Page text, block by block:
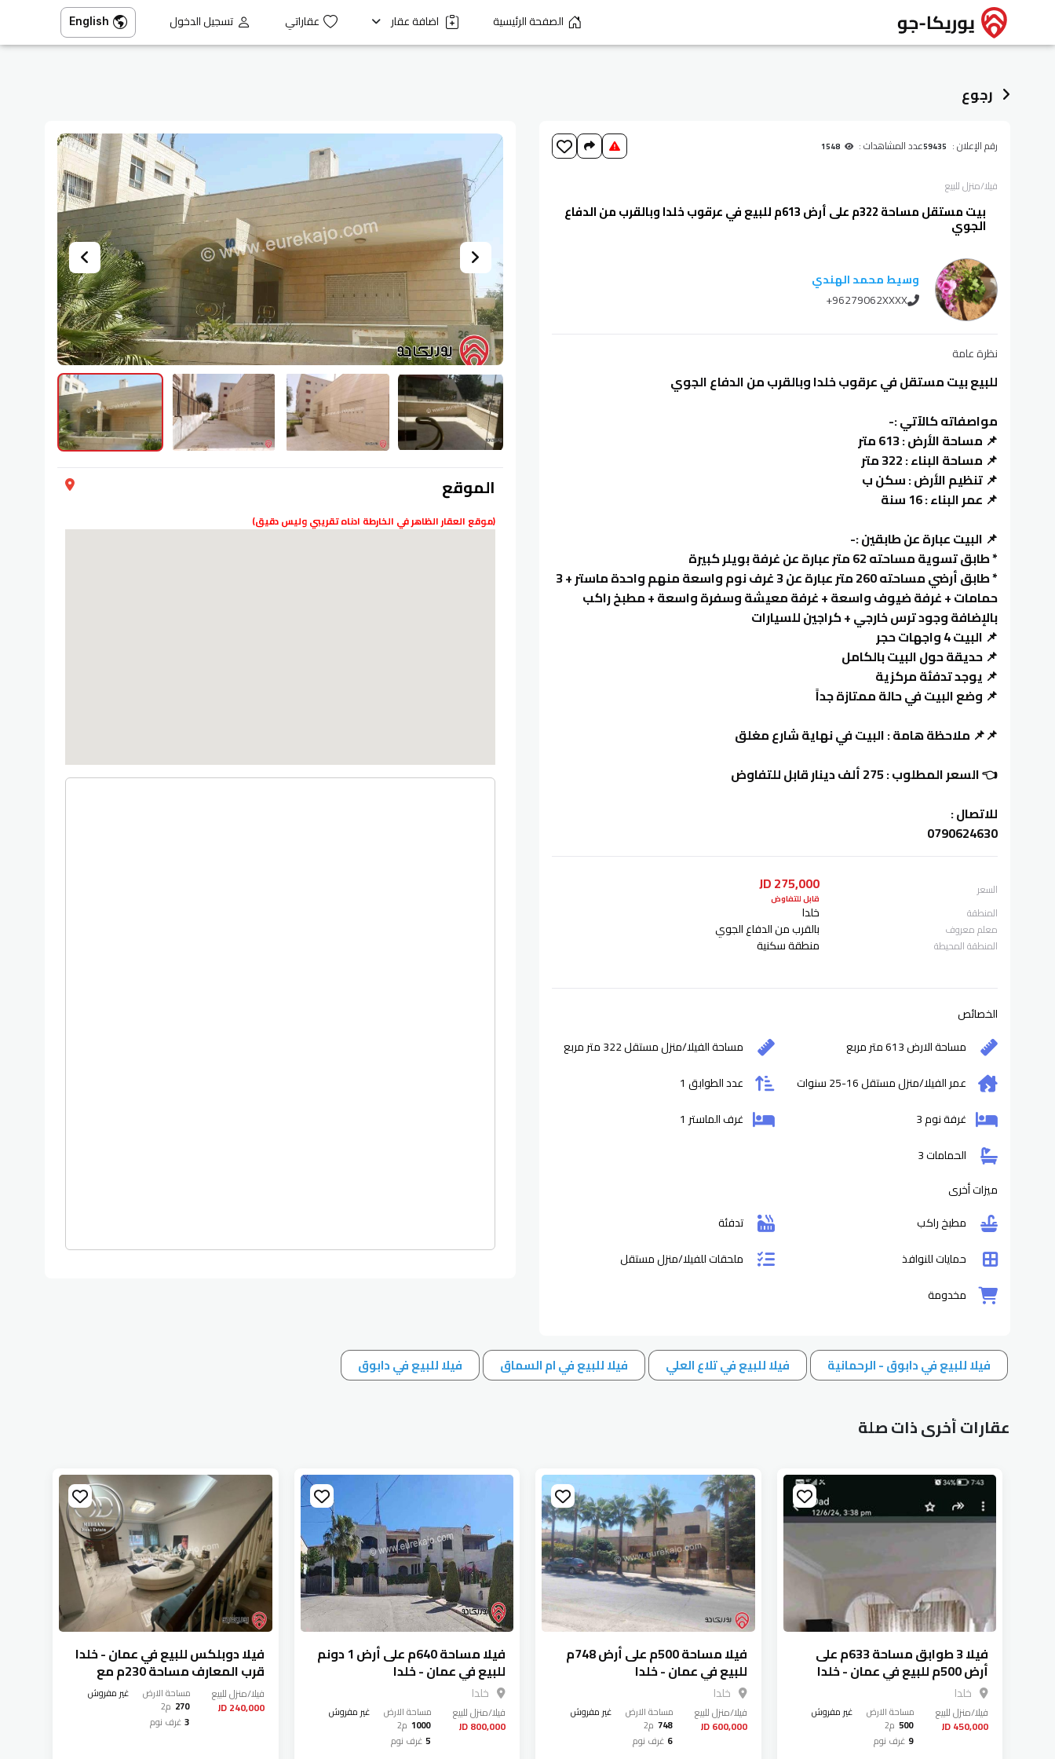
الصفحة الرئيسية اضافة عقار عقاراتي تسجيل الدخول English
رجوع
الموقع
(موقع العقار الظاهر في الخارطة ادناه تقريبي وليس دقيق)
رقم الإعلان : 59435عدد المشاهدات :
فيلا/منزلللبيع
بيت مستقل مساحة 322م على أرض 613م للبيع في عرقوب خلدا وبالقرب من الدفاع
الجوي
وسيط محمد الهندي
+96279062XXXX
نظرة عامة
للبيع بيت مستقل في عرقوب خلدا وبالقرب من الدفاع الجوي
مواصفاته كالآتي :-
📌 مساحة الأرض : 613 متر
📌 مساحة البناء : 322 متر
📌 تنظيم الأرض : سكن ب
📌 عمر البناء : 16 سنة
📌 البيت عبارة عن طابقين :-
* طابق تسوية مساحته 62 متر عبارة عن غرفة بويلر كبيرة
* طابق أرضي مساحته 260 متر عبارة عن 3 غرف نوم واسعة منهم واحدة ماستر + 3
حمامات + غرفة ضيوف واسعة + غرفة معيشة وسفرة واسعة + مطبخ راكب
بالإضافة وجود ترس خارجي + كراجين للسيارات
📌 البيت 4 واجهات حجر
📌 حديقة حول البيت بالكامل
📌 يوجد تدفئة مركزية
📌 وضع البيت في حالة ممتازة جداً
📌📌 ملاحظة هامة : البيت في نهاية شارع مغلق
👈 السعر المطلوب : 275 ألف دينار قابل للتفاوض
للاتصال :
0790624630
السعر 275,000 JD
قابل للتفاوض
المنطقة خلدا
معلم معروف بالقرب من الدفاع الجوي
المنطقة المحيطة منطقة سكنية
الخصائص
مساحة الارض 613 متر مربع
مساحة الفيلا/منزل مستقل 322 متر مربع
عمر الفيلا/منزل مستقل16-25 سنوات
عدد الطوابق 1
غرفة نوم 3
غرف الماستر 1
الحمامات 3
ميزات أخرى
مطبخ راكب
تدفئة
حمايات للنوافذ
ملحقات للفيلا/منزل مستقل
مخدومة
فيلا للبيع في دابوق - الرحمانية فيلا للبيع في تلاع العلي فيلا للبيع في ام السماق فيلا للبيع في دابوق
عقارات أخرى ذات صلة
فيلا 3 طوابق مساحة 633م على
أرض 500م للبيع في عمان - خلدا
خلدا
فيلا/منزلللبيع
450,000 JD
مساحة الارض
500 م2
غير مفروش
9 غرف نوم
فيلا مساحة 500م على أرض 748م
للبيع في عمان - خلدا
خلدا
فيلا/منزلللبيع
600,000 JD
مساحة الارض
748 م2
غير مفروش
6 غرف نوم
فيلا مساحة 640م على أرض 1 دونم
للبيع في عمان - خلدا
خلدا
فيلا/منزلللبيع
800,000 JD
مساحة الارض
1000 م2
غير مفروش
5غرف نوم
فيلا دوبلكس للبيع في عمان - خلدا
قرب المعارف مساحة 230م مع
تراسات تشطيبات سوبر ديلوكس
بسعر مميز جداً
فيلا/منزلللبيع
240,000 JD
مساحة الارض
270 م2
غير مفروش
3غرف نوم